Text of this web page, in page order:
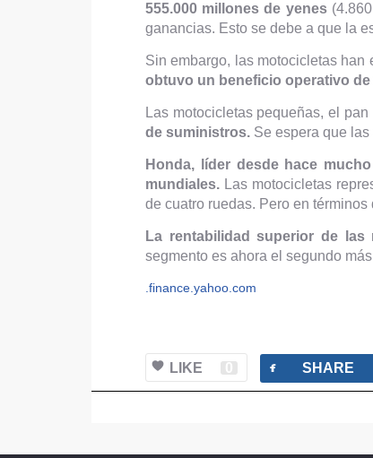
555.000 millones de yenes(4.860
ganancias. Esto se debe a que la
Sin embargo, las motocicletas
obtuvo un beneficio operativo de
Las motocicletas pequeñas, el
de suministros. Se espera que
Honda, líder desde hace
mundiales. Las motocicletas
de cuatro ruedas. Pero en
La rentabilidad superior de
segmento es ahora el segundo
.finance.yahoo.com
LIKE 0 facebook SHARE